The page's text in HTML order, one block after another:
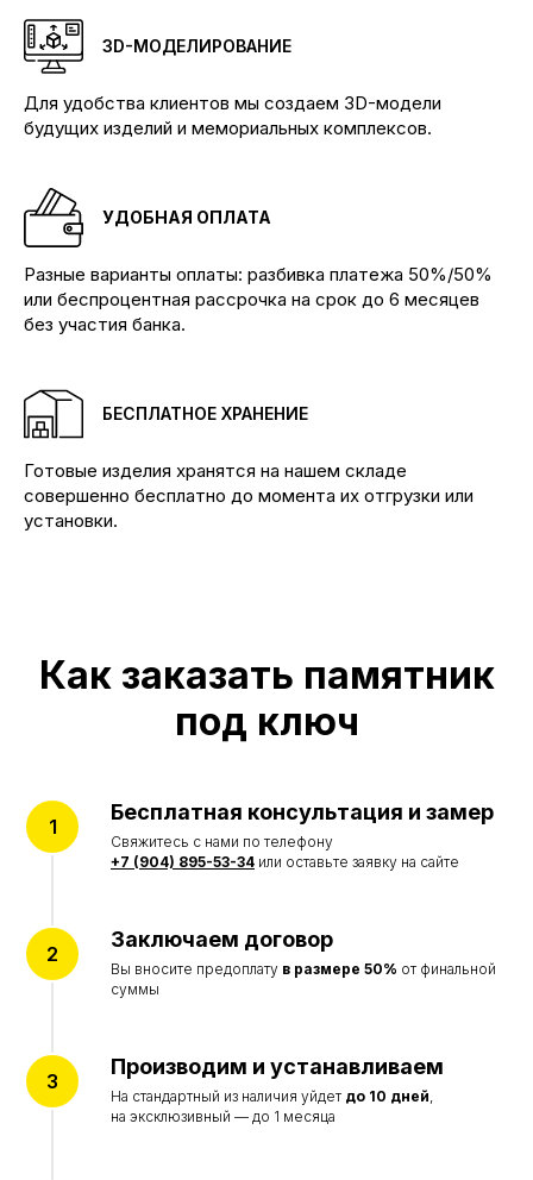
3D-МОДЕЛИРОВАНИЕ
Для удобства клиентов мы создаем 3D-модели
будущих изделий и мемориальных комплексов.
УДОБНАЯ ОПЛАТА
Разные варианты оплаты: разбивка платежа 50%/50%
или беспроцентная рассрочка на срок до 6 месяцев
без участия банка.
БЕСПЛАТНОЕ ХРАНЕНИЕ
Готовые изделия хранятся на нашем складе
совершенно бесплатно до момента их отгрузки или
установки.
Как заказать памятник
под ключ
Бесплатная консультация и замер
Свяжитесь с нами по телефону
+7 (904) 895-53-34 или оставьте заявку на сайте
Заключаем договор
Вы вносите предоплату в размере 50% от финальной
суммы
Производим и устанавливаем
На стандартный из наличия уйдет до 10 дней,
на эксклюзивный — до 1 месяца
Вазы и лампады
Реставрация памятников
УСЛУГИ
ИНФОРМАЦИЯ
О компании
КОНТАКТЫ
Телефоны:
+7 (904) 895-23-34 Бадалык
+7 (904) 895-53-34 Бадалык
Дивногорск, ул. Заводская, 1д/1
© Все права защищены 2015-2026
Производим памятники и мемориальные
комплексы любой сложности